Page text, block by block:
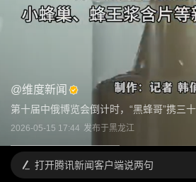
@维度新闻
第十届中俄博览会倒计时，“黑蜂哥”携三
2026-05-15 17:44 发布于黑龙江
打开腾讯新闻客户端说两句